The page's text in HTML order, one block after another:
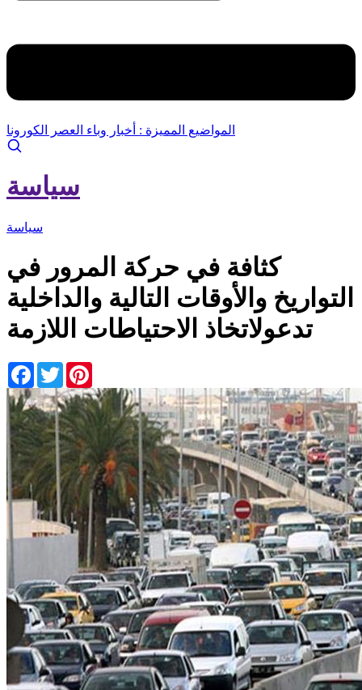
المواضيع المميزة : أخبار وباء العصر الكورونا
سياسة
سياسة
كثافة في حركة المرور في
التواريخ والأوقات التالية والداخلية
تدعولاتخاذ الاحتياطات اللازمة
Facebook
Twitter